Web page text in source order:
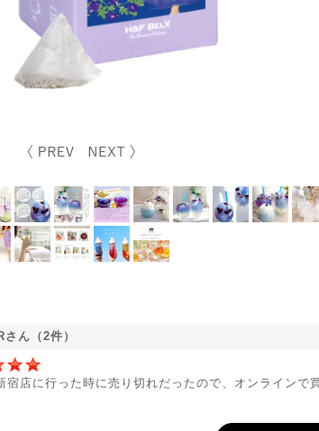
ん（2件）
宿店に行った時に売り切れだったので、オンラインで